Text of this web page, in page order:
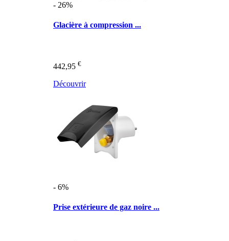
- 26%
Glacière à compression ...
442,95 €
Découvrir
- 6%
Prise extérieure de gaz noire ...